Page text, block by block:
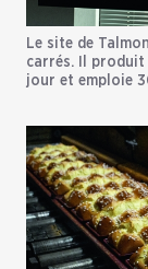
Le site de
carrés. Il produit
jour et emploie